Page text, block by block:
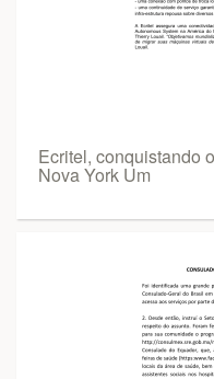
Ecritel, conquistando
Nova York Um